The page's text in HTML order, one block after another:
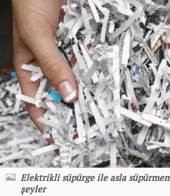
Elektrikli süpürge ile asla
şeyler